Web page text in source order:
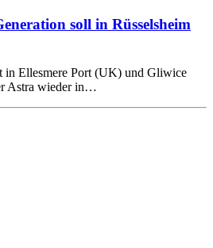
soll in Rüsselsheim
in Ellesmere Port (UK) und Gliwice
Astra wieder in…